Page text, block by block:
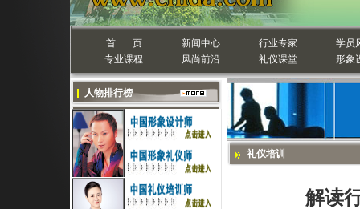
首 页 新闻中心 行业专家
学员
专业课程
风尚前沿 礼仪课堂 形象
人物排行榜
礼仪培训
解读